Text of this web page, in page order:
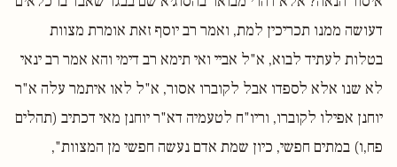
דעושה ממנו תכריכין למת, ואמר רב יוסף זאת אומרת מצוות
בטלות לעתיד לבוא, א"ל אביי ואי תימא רב דימי והא אמר רב ינאי
לא שנו אלא לספדו אבל לקוברו אסור, א"ל לאו איתמר עלה א"ר
יוחנן אפילו לקוברו, וריו"ח לטעמיה דא"ר יוחנן מאי דכתיב (תהלים
פח,ו) במתים חפשי, כיון שמת אדם נעשה חפשי מן המצוות",